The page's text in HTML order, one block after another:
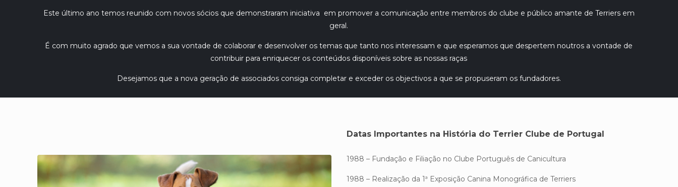
Este último ano temos reunido com novos sócios que demonstraram iniciativa em promover a comunicação entre membros do clube e público amante de Terriers em
geral.
É com muito agrado que vemos a sua vontade de colaborar e desenvolver os temas que tanto nos interessam e que esperamos que despertem noutros a vontade de
contribuir para enriquecer os conteúdos disponíveis sobre as nossas raças
Desejamos que a nova geração de associados consiga completar e exceder os objectivos a que se propuseram os fundadores.
Datas Importantes na História do Terrier Clube de Portugal
1988 – Fundação e Filiação no Clube Português de Canicultura
1988 – Realização da 1ª Exposição Canina Monográfica de Terriers